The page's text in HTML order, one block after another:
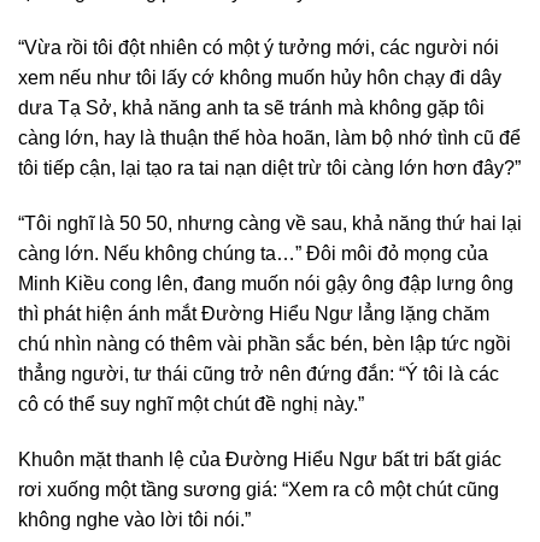
“Vừa rồi tôi đột nhiên có một ý tưởng mới, các người nói
xem nếu như tôi lấy cớ không muốn hủy hôn chạy đi dây
dưa Tạ Sở, khả năng anh ta sẽ tránh mà không gặp tôi
càng lớn, hay là thuận thế hòa hoãn, làm bộ nhớ tình cũ để
tôi tiếp cận, lại tạo ra tai nạn diệt trừ tôi càng lớn hơn đây?”
“Tôi nghĩ là 50 50, nhưng càng về sau, khả năng thứ hai lại
càng lớn. Nếu không chúng ta…” Đôi môi đỏ mọng của
Minh Kiều cong lên, đang muốn nói gậy ông đập lưng ông
thì phát hiện ánh mắt Đường Hiểu Ngư lẳng lặng chăm
chú nhìn nàng có thêm vài phần sắc bén, bèn lập tức ngồi
thẳng người, tư thái cũng trở nên đứng đắn: “Ý tôi là các
cô có thể suy nghĩ một chút đề nghị này.”
Khuôn mặt thanh lệ của Đường Hiểu Ngư bất tri bất giác
rơi xuống một tầng sương giá: “Xem ra cô một chút cũng
không nghe vào lời tôi nói.”